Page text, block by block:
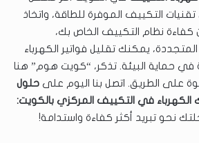
التكييف الموفرة للطاقة، واتخاذ
نظام التكييف الخاص بك،
يمكنك تقليل فواتير الكهرباء
حماية البيئة. تذكر، “كويت هوم” هنا
الطريق. اتصل بنا اليوم على حلول
الكهرباء في التكييف المركزي بالكويت:
نحو تبريد أكثر كفاءة واستدامة!